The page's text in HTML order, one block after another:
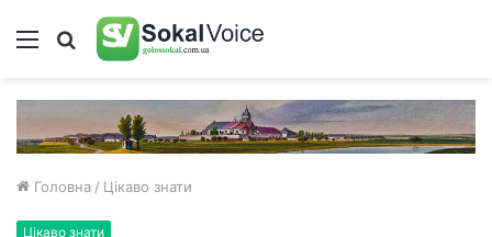
Меню Пошук
Головна / Цікаво знати
Цікаво знати